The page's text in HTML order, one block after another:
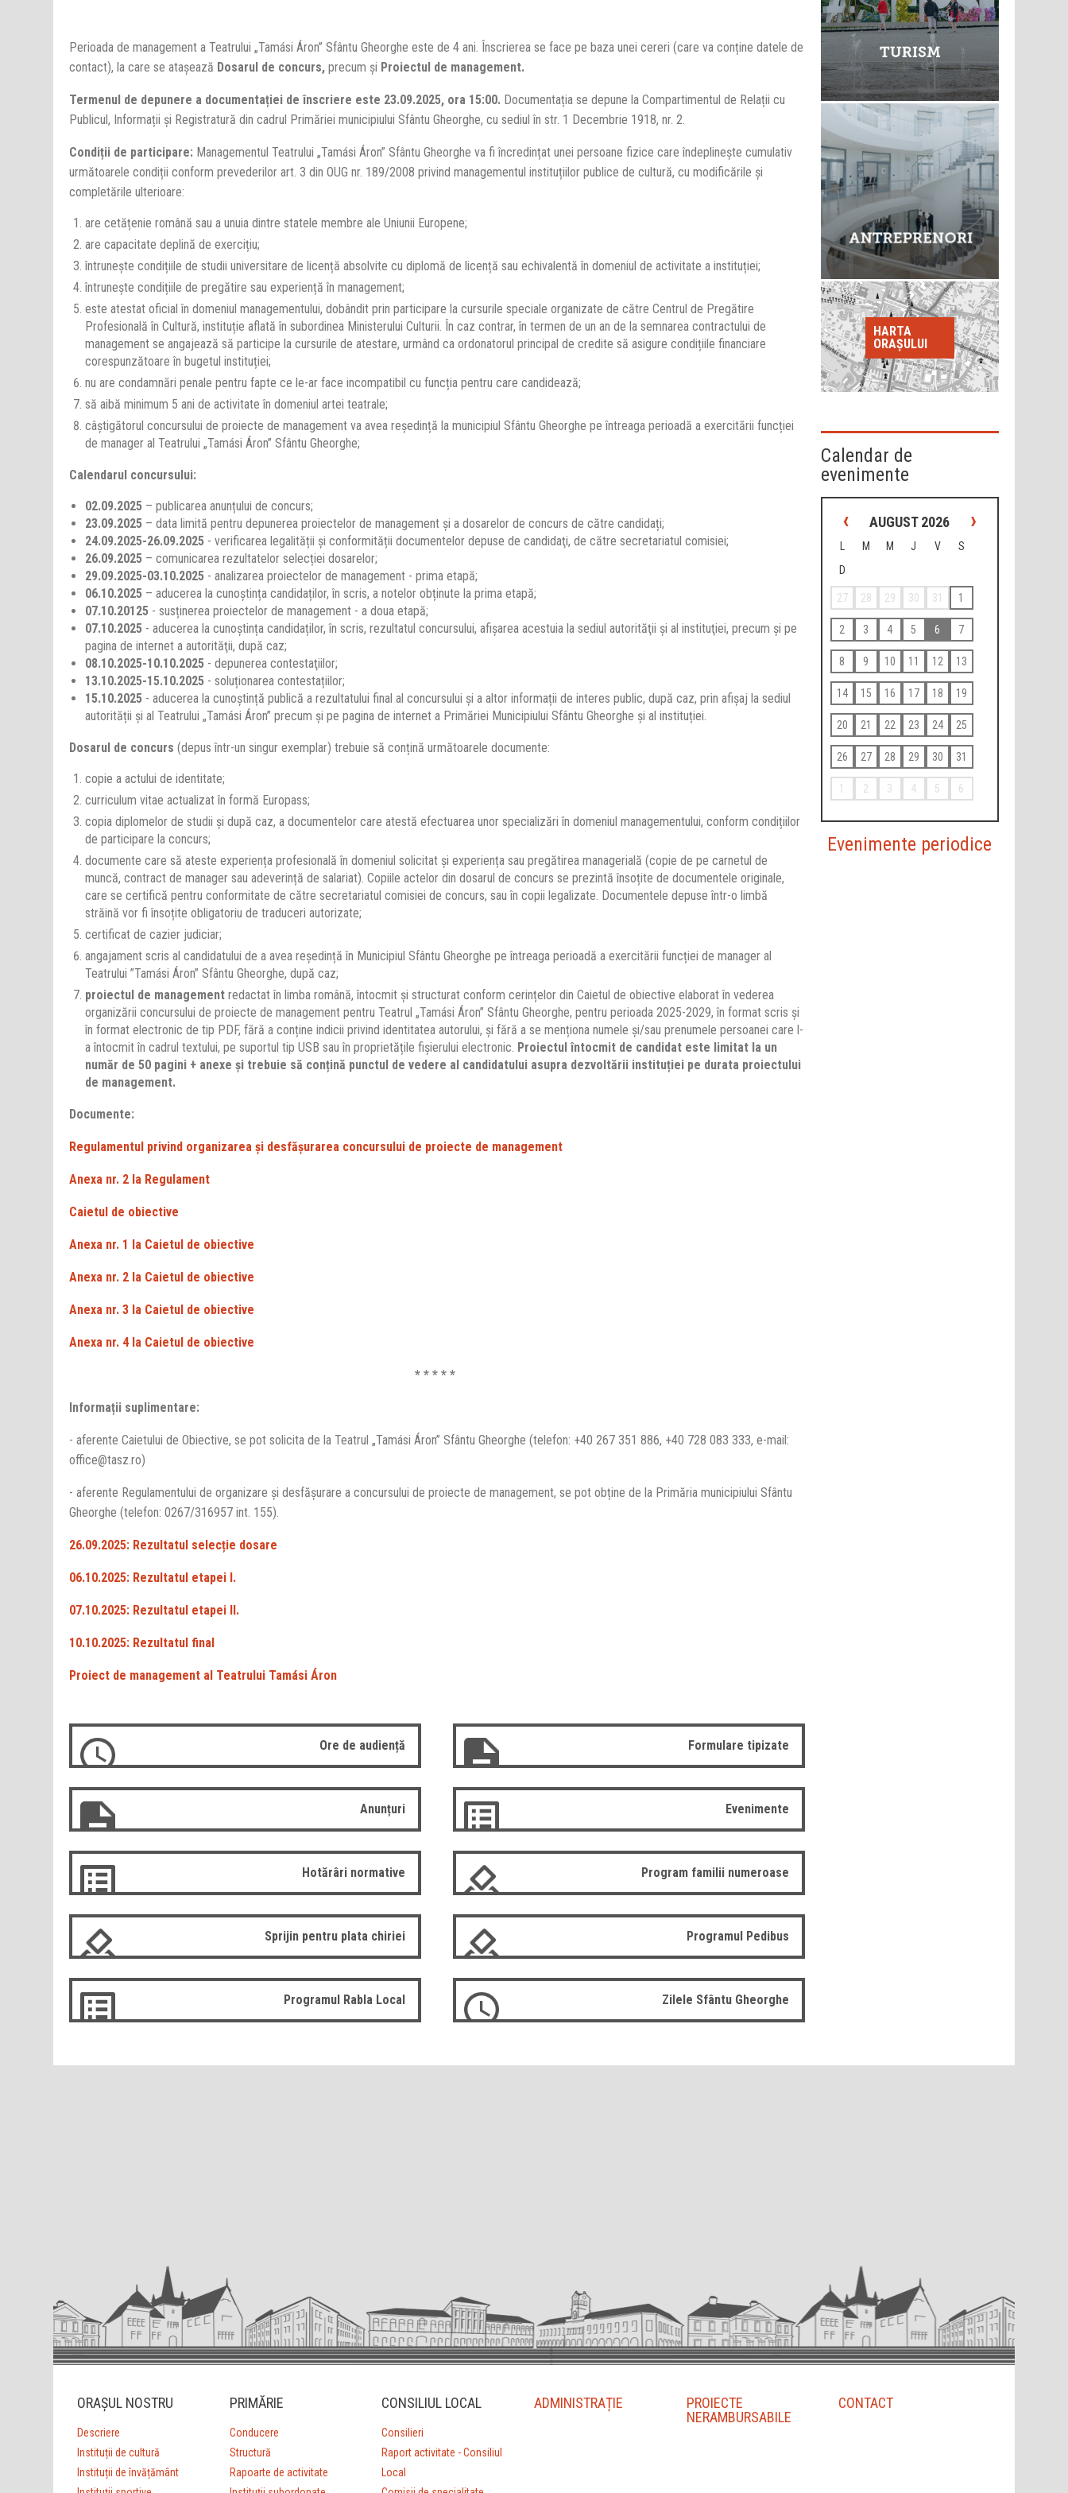
Perioada de management a Teatrului „Tamási Áron” Sfântu Gheorghe este de 4 ani. Înscrierea se face pe baza unei cereri (care va conține datele de
contact), la care se atașează Dosarul de concurs,precum și Proiectul de management.
Termenul de depunere a documentației de înscriere este 23.09.2025, ora 15:00. Documentația se depune la Compartimentul de Relații cu
Publicul, Informații și Registratură din cadrul Primăriei municipiului Sfântu Gheorghe, cu sediul în str. 1 Decembrie 1918, nr. 2.
Condiții de participare: Managementul Teatrului „Tamási Áron” Sfântu Gheorghe va fi încredințat unei persoane fizice care îndeplinește cumulativ
următoarele condiții conform prevederilor art. 3 din OUG nr. 189/2008 privind managementul instituțiilor publice de cultură, cu modificările și
completările ulterioare:
are cetățenie română sau a unuia dintre statele membre ale Uniunii Europene;
are capacitate deplină de exercițiu;
întrunește condițiile de studii universitare de licență absolvite cu diplomă de licență sau echivalentă în domeniul de activitate a instituției;
întrunește condițiile de pregătire sau experiență în management;
este atestat oficial în domeniul managementului, dobândit prin participare la cursurile speciale organizate de către Centrul de Pregătire
Profesională în Cultură, instituție aflată în subordinea Ministerului Culturii. În caz contrar, în termen de un an de la semnarea contractului de
management se angajează să participe la cursurile de atestare, urmând ca ordonatorul principal de credite să asigure condițiile financiare
corespunzătoare în bugetul instituției;
nu are condamnări penale pentru fapte ce le-ar face incompatibil cu funcția pentru care candidează;
să aibă minimum 5 ani de activitate în domeniul artei teatrale;
câștigătorul concursului de proiecte de management va avea reședință la municipiul Sfântu Gheorghe pe întreaga perioadă a exercitării funcției
de manager al Teatrului „Tamási Áron” Sfântu Gheorghe;
Calendarul concursului:
02.09.2025 – publicarea anunțului de concurs;
23.09.2025 – data limită pentru depunerea proiectelor de management și a dosarelor de concurs de către candidați;
24.09.2025-26.09.2025 - verificarea legalității și conformității documentelor depuse de candidaţi, de către secretariatul comisiei;
26.09.2025 – comunicarea rezultatelor selecției dosarelor;
29.09.2025-03.10.2025 - analizarea proiectelor de management - prima etapă;
06.10.2025 – aducerea la cunoștința candidaților, în scris, a notelor obținute la prima etapă;
07.10.20125 - susținerea proiectelor de management - a doua etapă;
07.10.2025 - aducerea la cunoștința candidaților, în scris, rezultatul concursului, afişarea acestuia la sediul autorităţii şi al instituţiei, precum şi pe
pagina de internet a autorităţii, după caz;
08.10.2025-10.10.2025 - depunerea contestaţiilor;
13.10.2025-15.10.2025 - soluționarea contestațiilor;
15.10.2025 - aducerea la cunoștință publică a rezultatului final al concursului și a altor informații de interes public, după caz, prin afișaj la sediul
autorității și al Teatrului „Tamási Áron” precum și pe pagina de internet a Primăriei Municipiului Sfântu Gheorghe și al instituției.
Dosarul de concurs (depus într-un singur exemplar) trebuie să conțină următoarele documente:
copie a actului de identitate;
curriculum vitae actualizat în formă Europass;
copia diplomelor de studii și după caz, a documentelor care atestă efectuarea unor specializări în domeniul managementului, conform condițiilor
de participare la concurs;
documente care să ateste experiența profesională în domeniul solicitat și experiența sau pregătirea managerială (copie de pe carnetul de
muncă, contract de manager sau adeverință de salariat). Copiile actelor din dosarul de concurs se prezintă însoțite de documentele originale,
care se certifică pentru conformitate de către secretariatul comisiei de concurs, sau în copii legalizate. Documentele depuse într-o limbă
străină vor fi însoțite obligatoriu de traduceri autorizate;
certificat de cazier judiciar;
angajament scris al candidatului de a avea reședință în Municipiul Sfântu Gheorghe pe întreaga perioadă a exercitării funcției de manager al
Teatrului ”Tamási Áron” Sfântu Gheorghe, după caz;
proiectul de management redactat în limba română, întocmit și structurat conform cerințelor din Caietul de obiective elaborat în vederea
organizării concursului de proiecte de management pentru Teatrul „Tamási Áron” Sfântu Gheorghe, pentru perioada 2025-2029, în format scris și
în format electronic de tip PDF, fără a conține indicii privind identitatea autorului, și fără a se menționa numele și/sau prenumele persoanei care l-
a întocmit în cadrul textului, pe suportul tip USB sau în proprietățile fișierului electronic. Proiectul întocmit de candidat este limitat la un
număr de 50 pagini + anexe și trebuie să conțină punctul de vedere al candidatului asupra dezvoltării instituției pe durata proiectului
de management.
Documente:
Regulamentul privind organizarea și desfășurarea concursului de proiecte de management
Anexa nr. 2 la Regulament
Caietul de obiective
Anexa nr. 1 la Caietul de obiective
Anexa nr. 2 la Caietul de obiective
Anexa nr. 3 la Caietul de obiective
Anexa nr. 4 la Caietul de obiective
* * * * *
Informații suplimentare:
- aferente Caietului de Obiective, se pot solicita de la Teatrul „Tamási Áron” Sfântu Gheorghe (telefon: +40 267 351 886, +40 728 083 333, e-mail:
office@tasz.ro)
- aferente Regulamentului de organizare și desfășurare a concursului de proiecte de management, se pot obține de la Primăria municipiului Sfântu
Gheorghe (telefon: 0267/316957 int. 155).
26.09.2025: Rezultatul selecție dosare
06.10.2025: Rezultatul etapei I.
07.10.2025: Rezultatul etapei II.
10.10.2025: Rezultatul final
Proiect de management al Teatrului Tamási Áron
Ore de audiență Formulare tipizate
Anunțuri Evenimente
Hotărâri normative Program familii numeroase
Sprijin pentru plata chiriei Programul Pedibus
Programul Rabla Local Zilele Sfântu Gheorghe
HARTA
ORAȘULUI
Calendar de
evenimente
‹ AUGUST 2026 ›
L M M J V
S
D
27 28 29 30 31 1
2 3 4 5 6 7
8 9 10 11 12 13
14 15 16 17 18 19
20 21 22 23 24 25
26 27 28 29 30 31
1 2 3 4 5 6
Evenimente periodice
ORAȘUL NOSTRU
Descriere
Instituții de cultură
Instituții de învățământ
PRIMĂRIE
Conducere
Structură
Rapoarte de activitate
CONSILIUL LOCAL
Consilieri
Raport activitate - Consiliul
Local
ADMINISTRAȚIE
PROIECTE
NERAMBURSABILE
CONTACT